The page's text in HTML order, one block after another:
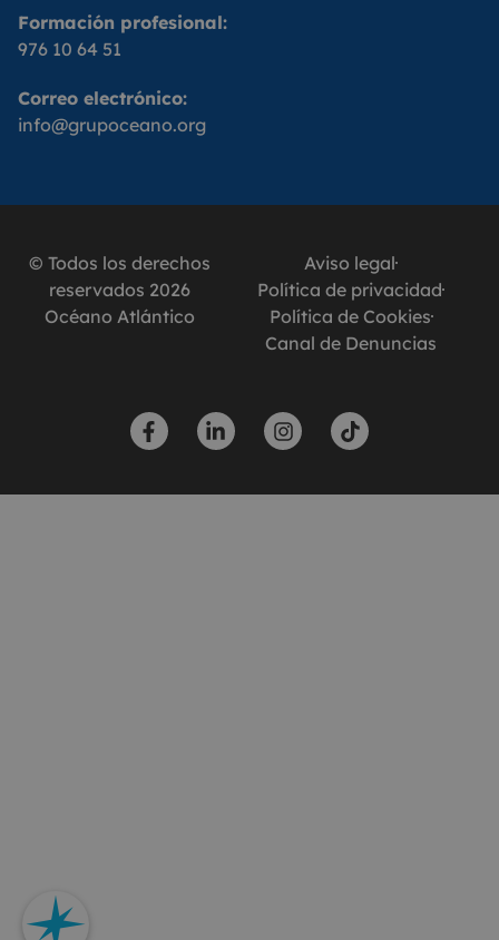
Formación profesional:
976 10 64 51
Correo electrónico:
info@grupoceano.org
© Todos los derechos
reservados 2026
Océano Atlántico
Aviso legal
Política de privacidad
Política de Cookies
Canal de Denuncias